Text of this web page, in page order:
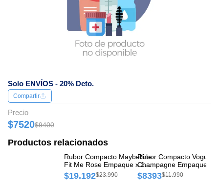
Solo ENVÍOS - 20% Dcto.
Compartir
Precio
$7520$9400
Productos relacionados
Rubor Compacto Maybelline
Fit Me Rose Empaque x 1
und
$19.192$23.990
Rubor Compacto Vogue
Champagne Empaque x 1
und
$8393$11.990